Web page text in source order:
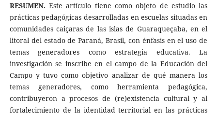
RESUMEN. Este artículo tiene como objeto de estudio las
prácticas pedagógicas desarrolladas en escuelas situadas en
comunidades caiçaras de las islas de Guaraqueçaba, en el
litoral del estado de Paraná, Brasil, con énfasis en el uso de
temas generadores como estrategia educativa. La
investigación se inscribe en el campo de la Educación del
Campo y tuvo como objetivo analizar de qué manera los
temas generadores, como herramienta pedagógica,
contribuyeron a procesos de (re)existencia cultural y al
fortalecimiento de la identidad territorial en las prácticas